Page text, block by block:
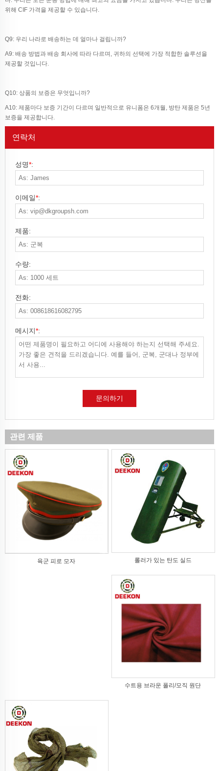
위해 CIF 가격을 제공할 수 있습니다.
Q9: 우리 나라로 배송하는 데 얼마나 걸립니까?
A9: 배송 방법과 배송 회사에 따라 다르며, 귀하의 선택에 가장 적합한 솔루션을
제공할 것입니다.
Q10: 상품의 보증은 무엇입니까?
A10: 제품마다 보증 기간이 다르며 일반적으로 유니폼은 6개월, 방탄 제품은 5년
보증을 제공합니다.
연락처
성명*:
이메일*:
제품:
수량:
전화:
메시지*:
문의하기
관련 제품
육군 피로 모자 롤러가 있는 탄도 실드
수트용 브라운 폴리/모직 원단